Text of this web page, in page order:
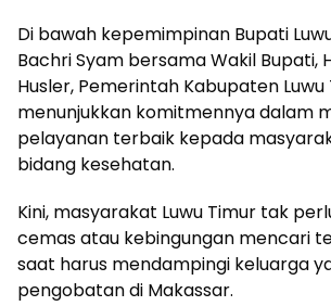
Di bawah kepemimpinan Bupati
Bachri Syam bersama Wakil Bupati,
Husler, Pemerintah Kabupaten
menunjukkan komitmennya dalam
pelayanan terbaik kepada
bidang kesehatan.
Kini, masyarakat Luwu Timur tak
cemas atau kebingungan mencari
saat harus mendampingi keluarga
pengobatan di Makassar.